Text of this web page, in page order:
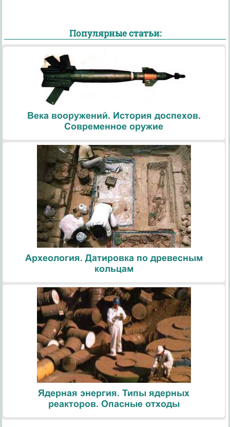
Популярные статьи:
Века вооружений. История доспехов.
Современное оружие
Археология. Датировка по древесным
кольцам
Ядерная энергия. Типы ядерных
реакторов. Опасные отходы